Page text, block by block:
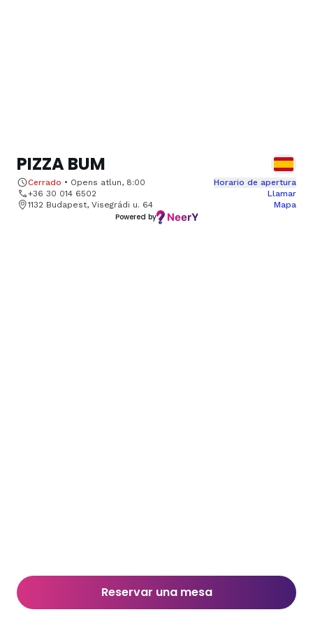
PIZZA BUM
Cerrado • Opens atlun, 8:00
Horario de apertura
+36 30 014 6502
Llamar
1132 Budapest, Visegrádi u. 64
Mapa
Powered by
Reservar una mesa